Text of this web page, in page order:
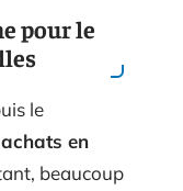
pour le
le
en
beaucoup